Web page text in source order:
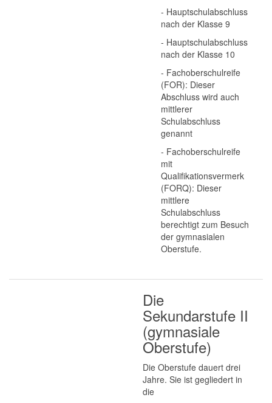
- Hauptschulabschluss
nach der Klasse 9
- Hauptschulabschluss
nach der Klasse 10
- Fachoberschulreife
(FOR): Dieser
Abschluss wird auch
mittlerer
Schulabschluss
genannt
- Fachoberschulreife
mit
Qualifikationsvermerk
(FORQ): Dieser
mittlere
Schulabschluss
berechtigt zum Besuch
der gymnasialen
Oberstufe.
Die
Sekundarstufe II
(gymnasiale
Oberstufe)
Die Oberstufe dauert drei
Jahre. Sie ist gegliedert in
die